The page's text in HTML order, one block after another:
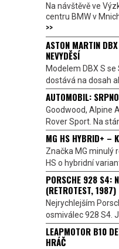
Na návštěvě ve
centru BMW v
>>
ASTON MARTIN
NEVYDĚSÍ
Modelem DBX S
dostává na dosah
AUTOMOBIL:
Goodwood, Alpine
Rover Sport. Na
MG HS HYBRID+ –
Značka MG minulý
HS o hybridní
PORSCHE 928 S4:
(RETROTEST, 1987)
Nejrychlejším
osmiválec 928 S4.
LEAPMOTOR B10
HRÁČ